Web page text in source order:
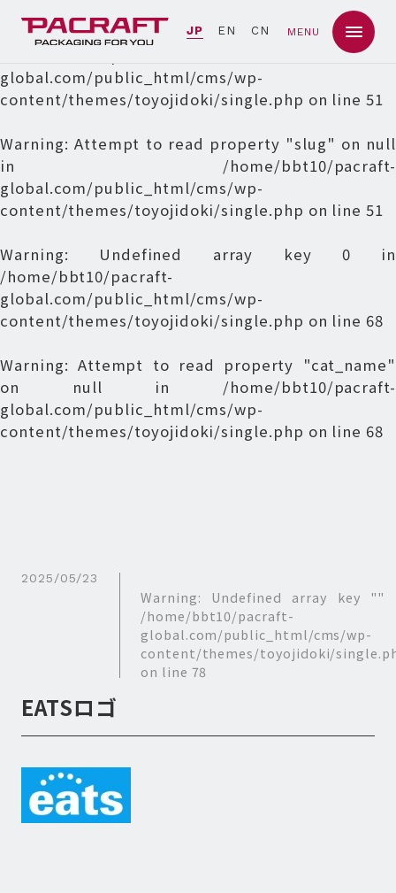
JP EN CN MENU
Warning: Undefined array key 0 in
global.com/public_html/cms/wp-
content/themes/toyojidoki/single.php on line51
Warning: Attempt to read property "slug" on null
in /home/bbt10/pacraft-
global.com/public_html/cms/wp-
content/themes/toyojidoki/single.php on line51
Warning: Undefined array key 0 in
/home/bbt10/pacraft-
global.com/public_html/cms/wp-
content/themes/toyojidoki/single.php on line 68
Warning: Attempt to read property "cat_name"
on null in /home/bbt10/pacraft-
global.com/public_html/cms/wp-
content/themes/toyojidoki/single.php on line 68
2025/05/23
Warning: Undefined array key ""
/home/bbt10/pacraft-
global.com/public_html/cms/wp-
content/themes/toyojidoki/
on line 78
EATSロゴ